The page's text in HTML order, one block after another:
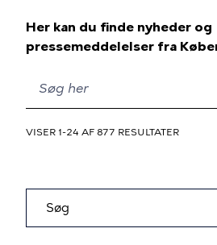
Her kan du finde nyheder og
pressemeddelelser fra
SØG
VISER 1-24 AF 877 RESULTATER
Søg